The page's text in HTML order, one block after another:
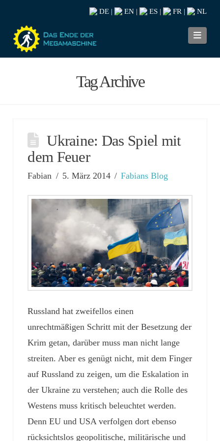
DE EN ES FR NL
Tag Archive
Ukraine: Das Spiel mit
dem Feuer
Fabian 5. März 2014 Fabians Blog
Russland hat zweifellos einen
unrechtmäßigen Schritt mit der Besetzung der
Krim getan, darüber muss man nicht lange
streiten. Aber es genügt nicht, mit dem Finger
auf Russland zu zeigen, um die Eskalation in
der Ukraine zu verstehen; auch die Rolle des
Westens muss kritisch beleuchtet werden.
Denn EU und USA verfolgen dort ebenso
rücksichtslos geopolitische, militärische und